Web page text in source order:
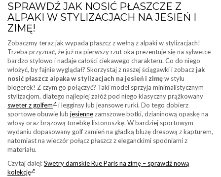
SPRAWDŹ JAK NOSIĆ PŁASZCZE Z
ALPAKI W STYLIZACJACH NA JESIEŃ I
ZIMĘ!
Zobaczmy teraz jak wypada płaszcz z wełną z alpaki w stylizacjach!
Trzeba przyznać, że już na pierwszy rzut oka prezentuje się na sylwetce
bardzo stylowo i nadaje całości ciekawego charakteru. Co do niego
włożyć, by fajnie wyglądał? Skorzystaj z naszej ściągawki i zobacz jak
nosić płaszcz alpaka w stylizacjach na jesień i zimęw stylu
blogerek! Z czym go połączyć? Taki model sprzyja minimalistycznym
stylizacjom, dlatego najlepiej załóż pod niego klasyczny prążkowany
sweter z golfem
i legginsy lub jeansowe rurki. Do tego dobierz
sportowe obuwie lub jesiennezamszowe botki, dzianinową opaskę na
włosy oraz brązową torebkę listonoszkę. W bardziej sportowym
wydaniu dopasowany golf zamień na gładką bluzę dresową z kapturem,
natomiast na wieczór połącz płaszcz z eleganckimi spodniami z
materiału.
Czytaj dalej:Swetry damskie Rue Paris na zimę – sprawdź nową
kolekcję